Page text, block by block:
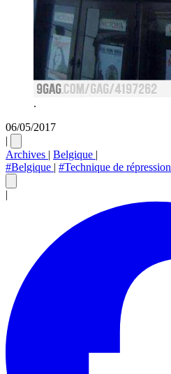
.
06/05/2017
|
Archives | Belgique |
#Belgique | #Technique de répression
|